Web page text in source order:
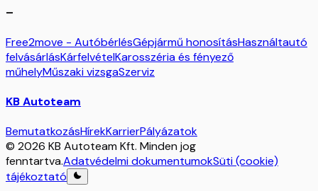
–
Free2move - AutóbérlésGépjármű honosításHasználtautó
felvásárlásKárfelvételKarosszéria és fényező
műhelyMűszaki vizsgaSzerviz
KB Autoteam
BemutatkozásHírekKarrierPályázatok
© 2026 KB Autoteam Kft. Minden jog
fenntartva.Adatvédelmi dokumentumokSüti (cookie)
tájékoztató